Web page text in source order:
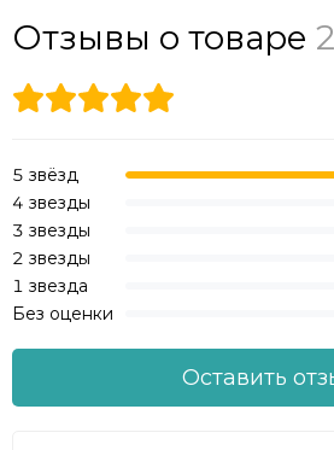
Материал: Веточки PE + Веточки
5 ответвлений на литых
ПВХ.
Укороченная длина и густота
Длинные и пушистые иголочки
Естественная форма PE
натуральный вид.
Отзывы о товаре 2
5 звёзд
4 звезды
3 звезды
2 звезды
1 звезда
Без оценки
Оставить